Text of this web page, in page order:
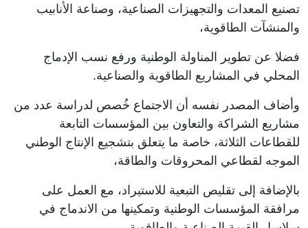
تصنيع المعدات والتجهيزات الصناعية، وصناعة الأنابيب
والمنشآت الطاقوية،
فضلا عن تطوير المناولة الوطنية ورفع نسب الإدماج
المحلي في المشاريع الطاقوية والصناعية.
وأضاف المصدر نفسه أن الاجتماع خُصص لدراسة عدد من
مشاريع الشراكة والتعاون بين المؤسسات التابعة
للقطاعات الثلاثة، خاصة ما يتعلق بتشجيع الإنتاج الوطني
الموجه لقطاعي المحروقات والطاقة،
بالإضافة إلى تقليص التبعية للاستيراد، مع العمل على
مرافقة المؤسسات الوطنية وتمكينها من الاندماج في